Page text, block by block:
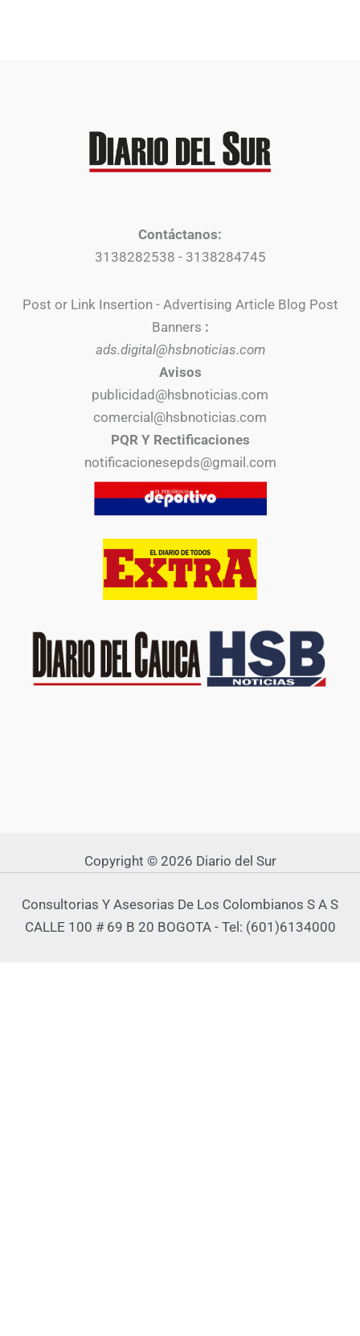
Contáctanos:
3138282538 - 3138284745
Post or Link Insertion - Advertising Article Blog Post
Banners :
ads.digital@hsbnoticias.com
Avisos
publicidad@hsbnoticias.com
comercial@hsbnoticias.com
PQR Y Rectificaciones
notificacionesepds@gmail.com
Copyright © 2026 Diario del Sur
Consultorias Y Asesorias De Los Colombianos S A S
CALLE 100 # 69 B 20 BOGOTA - Tel: (601)6134000